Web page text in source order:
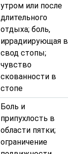
утром или после
длительного
отдыха; боль,
иррадиирующая в
свод стопы;
чувство
скованности в
стопе
Боль и
припухлость в
области пятки;
ограничение